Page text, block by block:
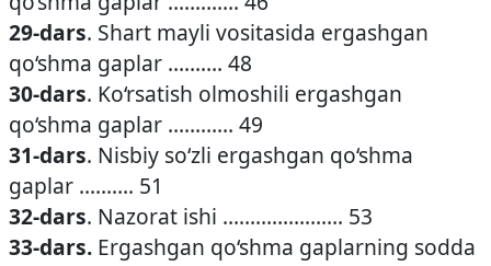
29-dars. Shart mayli vositasida ergashgan
qo‘shma gaplar ………. 48
30-dars. Ko‘rsatish olmoshili ergashgan
qo‘shma gaplar ………… 49
31-dars. Nisbiy so‘zli ergashgan qo‘shma
gaplar ………. 51
32-dars. Nazorat ishi …………………. 53
33-dars. Ergashgan qo‘shma gaplarning sodda